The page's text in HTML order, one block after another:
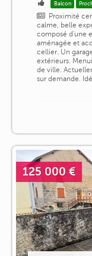
Balcon
Proximité
calme, belle
composé d'une
aménagée et
cellier. Un
extérieurs.
de ville.
sur demande.
125 000 €